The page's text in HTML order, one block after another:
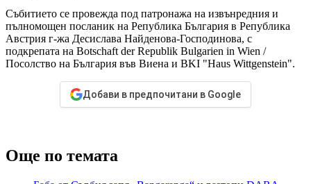
Събитието се провежда под патронажа на извънредния и
пълномощен посланик на Република България в Република
Австрия г-жа Десислава Найденова-Господинова, с
подкрепата на Botschaft der Republik Bulgarien in Wien /
Посолство на България във Виена и BKI "Haus Wittgenstein".
Добави в предпочитани в Google
Още по темата